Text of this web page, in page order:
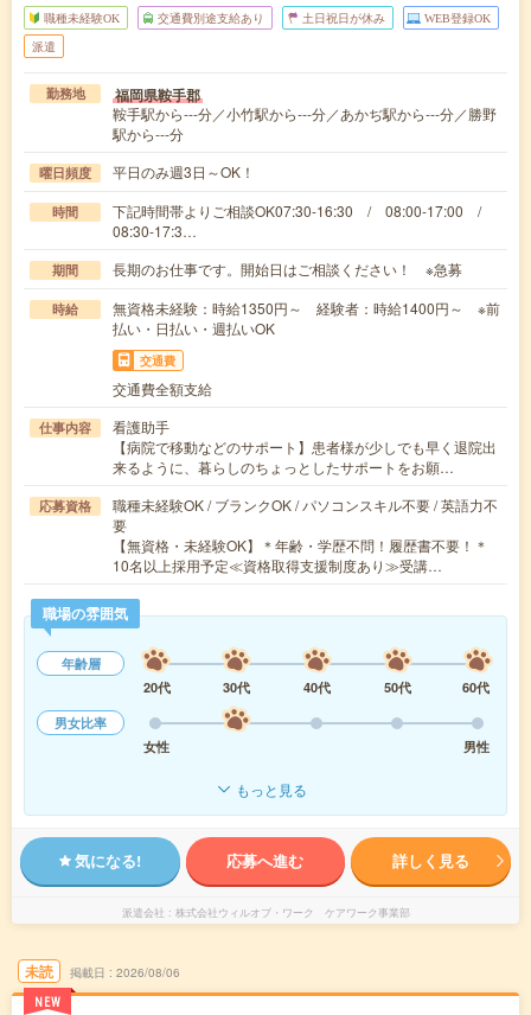
職種未経験OK 交通費別途支給あり 土日祝日が休み WEB登録OK
派遣
勤務地 福岡県鞍手郡
鞍手駅から---分／小竹駅から---分／あかぢ駅から---分／勝野
駅から---分
曜日頻度 平日のみ週3日～OK！
時間
下記時間帯よりご相談OK07:30-16:30 / 08:00-17:00 /
08:30-17:3…
期間 長期のお仕事です。開始日はご相談ください！ ※急募
時給
無資格未経験：時給1350円～ 経験者：時給1400円～ ※前
払い・日払い・週払いOK
交通費
交通費全額支給
仕事内容
看護助手
【病院で移動などのサポート】患者様が少しでも早く退院出
来るように、暮らしのちょっとしたサポートをお願…
応募資格
職種未経験OK / ブランクOK / パソコンスキル不要 / 英語力不
要
【無資格・未経験OK】＊年齢・学歴不問！履歴書不要！＊
10名以上採用予定≪資格取得支援制度あり≫受講…
職場の雰囲気
年齢層
20代
30代 40代 50代
60代
男女比率
女性
男性
もっと見る
気になる! 応募へ進む 詳しく見る
派遣会社 株式会社ウィルオブ・ワーク ケアワーク事業部
未読
NEW
掲載日 2026/08/06